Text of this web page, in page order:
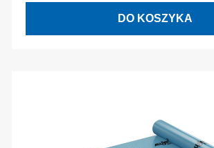
DO KOSZYKA